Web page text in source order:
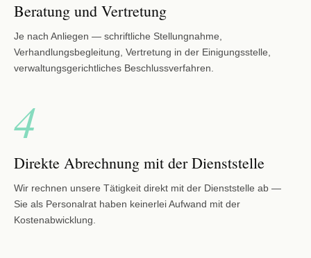
Beratung und Vertretung
Je nach Anliegen — schriftliche Stellungnahme,
Verhandlungsbegleitung, Vertretung in der Einigungsstelle,
verwaltungsgerichtliches Beschlussverfahren.
4
Direkte Abrechnung mit der Dienststelle
Wir rechnen unsere Tätigkeit direkt mit der Dienststelle ab —
Sie als Personalrat haben keinerlei Aufwand mit der
Kostenabwicklung.